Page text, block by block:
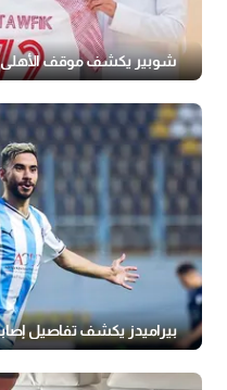
شوبير يكشف موقف
بيراميدز يكشف تفاصيل